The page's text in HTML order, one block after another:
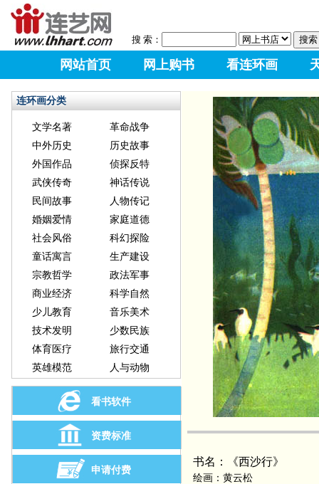
搜 索：
网站首页 网上购书 看连环画
连环画分类
文学名著
革命战争
中外历史
历史故事
外国作品
侦探反特
武侠传奇
神话传说
民间故事
人物传记
婚姻爱情
家庭道德
社会风俗
科幻探险
童话寓言
生产建设
宗教哲学
政法军事
商业经济
科学自然
少儿教育
音乐美术
技术发明
少数民族
体育医疗
旅行交通
英雄模范
人与动物
看书软件
资费标准
申请付费
书名：《西沙行》
绘画：黄云松